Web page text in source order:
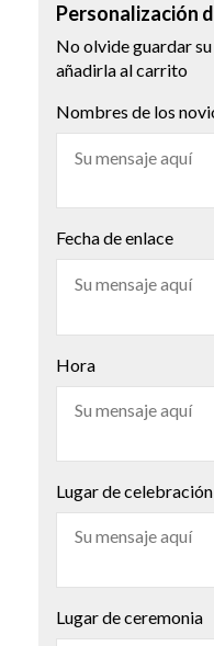
Personalización
No olvide guardar
añadirla al carrito
Nombres de los
Fecha de enlace
Hora
Lugar de celebración
Lugar de ceremonia